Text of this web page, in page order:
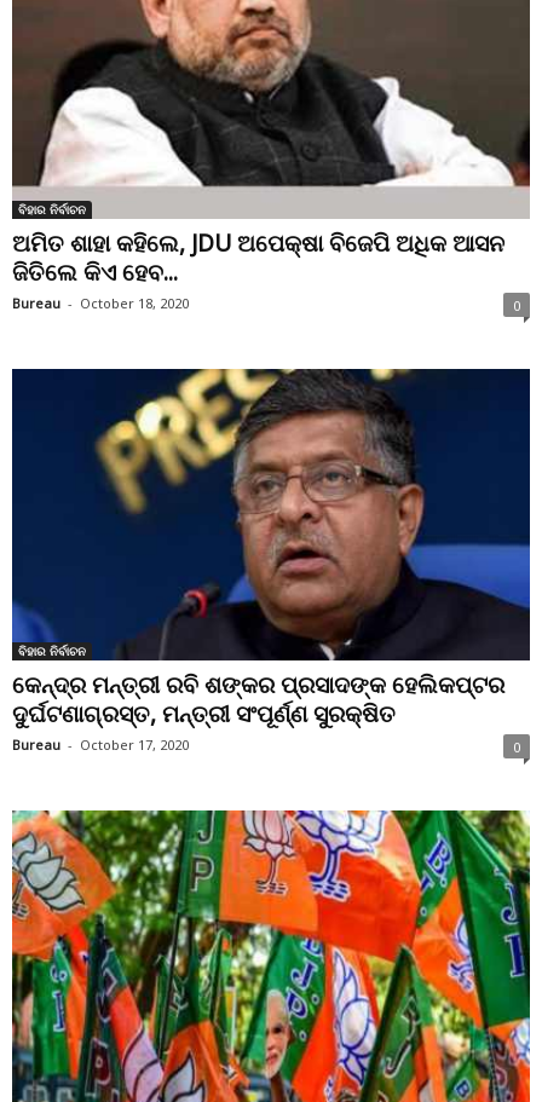
ବିହାର ନିର୍ବାଚନ
ଅମିତ ଶାହା କହିଲେ, JDU ଅପେକ୍ଷା ବିଜେପି ଅଧିକ ଆସନ
ଜିତିଲେ କିଏ ହେବ...
Bureau - October 18, 2020 0
ବିହାର ନିର୍ବାଚନ
କେନ୍ଦ୍ର ମନ୍ତ୍ରୀ ରବି ଶଙ୍କର ପ୍ରସାଦଙ୍କ ହେଲିକପ୍ଟର
ଦୁର୍ଘଟଣାଗ୍ରସ୍ତ, ମନ୍ତ୍ରୀ ସଂପୂର୍ଣ୍ଣ ସୁରକ୍ଷିତ
Bureau - October 17, 2020 0